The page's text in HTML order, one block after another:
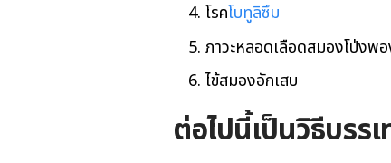
โรคโบทูลิซึม
ภาวะหลอดเลือดสมองโป่งพ
ไข้สมองอักเสบ
ต่อไปนี้เป็นวิธีบรร